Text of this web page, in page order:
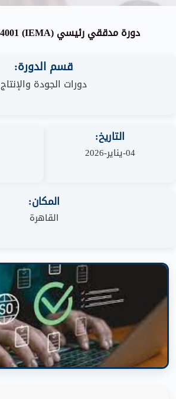
دورة مدققي رئيسي EMS / ISO 14001 (IEMA)
قسم الدورة:
دورات الجودة والإنتاج
التاريخ:
04-يناير-2026
المكان:
القاهرة